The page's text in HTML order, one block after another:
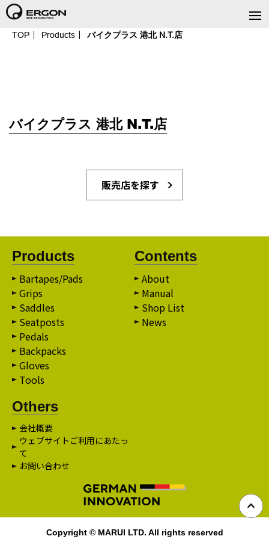
TOP Products バイクプラス 港北 N.T.店
バイクプラス 港北 N.T.店
販売店を探す
Products
Bartapes/Pads
Grips
Saddles
Seatposts
Pedals
Backpacks
Gloves
Tools
Contents
About
Manual
Shop List
News
Others
会社概要
ウェブサイトご利用にあたっ
て
お問い合わせ
Copyright © MARUI LTD. All rights reserved